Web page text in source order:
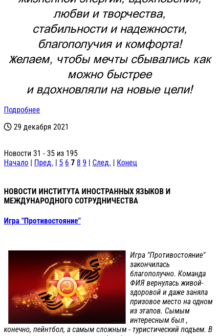
любви и творчества,
стабильности и надежности,
благополучия и комфорта!
Желаем, чтобы мечты сбывались как
можно быстрее
и вдохновляли на новые цели!
Подробнее
29 декабря 2021
Новости 31 - 35 из 195
Начало | Пред. | 5 6 7 8 9 | След. | Конец
НОВОСТИ ИНСТИТУТА ИНОСТРАННЫХ ЯЗЫКОВ И
МЕЖДУНАРОДНОГО СОТРУДНИЧЕСТВА
Игра "Противостояние"
Игра "Противостояние"
закончилась
благополучно. Команда
ФИЯ вернулась живой-
здоровой и даже заняла
призовое место на одном
из этапов. Сымым
интересным был ,
конечно, пейнтбол, а самым сложным - туристический подъем. В